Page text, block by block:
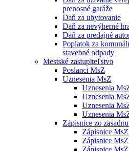
prenosné garáže
Daň za ubytovanie
Daň za nevýherné
Daň za predajné
Poplatok za
stavebné odpady
Mestské zastupiteľstvo
Poslanci MsZ
Uznesenia MsZ
Uznesenia
Uznesenia
Uznesenia
Uznesenia
Zápisnice zo
Zápisnice
Zápisnice
Zápisnice